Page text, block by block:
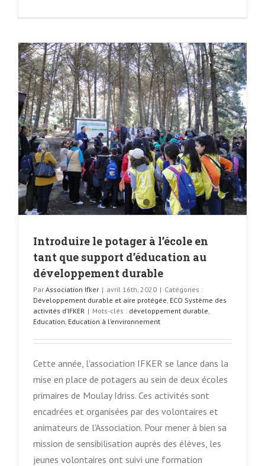
Introduire le potager à l’école en
tant que support d’éducation au
développement durable
Par Association Ifker | avril 16th, 2020 | Catégories :
Développement durable et aire protégée ECO Système des
activités d’IFKER | Mots-clés : développement durable
Education Education à l’environnement
Cette année, l'association IFKER se lance dans la
mise en place de potagers au sein de deux écoles
primaires de Moulay Idriss. Ces activités sont
encadrées et organisées par des volontaires et
animateurs de l'Association. Pour mener à bien sa
mission de sensibilisation auprès des élèves, les
jeunes volontaires ont suivi une formation